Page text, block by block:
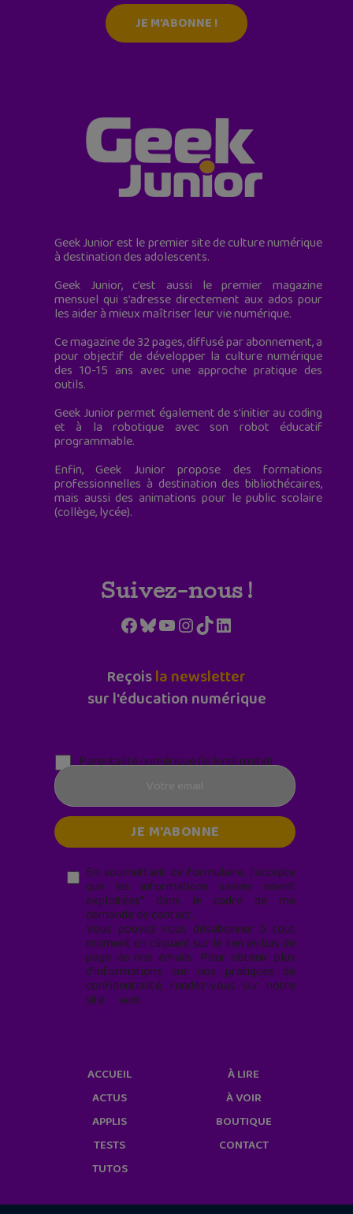
JE M'ABONNE !
Geek Junior est le premier site de culture numérique
à destination des adolescents.
Geek Junior, c’est aussi le premier magazine
mensuel qui s’adresse directement aux ados pour
les aider à mieux maîtriser leur vie numérique.
Ce magazine de 32 pages, diffusé par abonnement, a
pour objectif de développer la culture numérique
des 10-15 ans avec une approche pratique des
outils.
Geek Junior permet également de s'initier au coding
et à la robotique avec son robot éducatif
programmable.
Enfin, Geek Junior propose des formations
professionnelles à destination des bibliothécaires,
mais aussi des animations pour le public scolaire
(collège, lycée).
Suivez-nous !
Facebook
Bluesky
YouTube
Instagram
TikTokLinkedIn
Reçoisla newsletter
sur l'éducation numérique
Parentalité numérique (le lundi matin)
En soumettant ce formulaire, j’accepte
que les informations saisies soient
exploitées* dans le cadre de ma
demande de contact.
Vous pouvez vous désabonner à tout
moment en cliquant sur le lien en bas de
page de nos emails. Pour obtenir plus
d'informations sur nos pratiques de
confidentialité, rendez-vous sur notre
site web
ACCUEIL
ACTUS
APPLIS
TESTS
TUTOS
À LIRE
À VOIR
BOUTIQUE
CONTACT